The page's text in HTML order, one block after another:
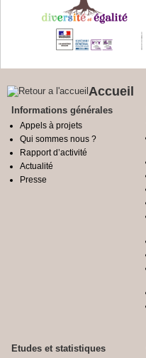
Accueil
Informations générales
Appels à projets
Qui sommes nous ?
Rapport d’activité
Actualité
Presse
Etudes et statistiques